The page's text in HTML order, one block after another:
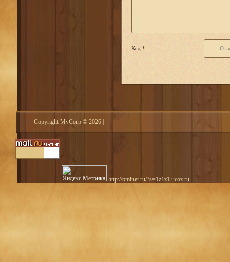
Код *:
Copyright MyCorp © 2026
http://bminer.ru/?s=1z1z1.ucoz.ru